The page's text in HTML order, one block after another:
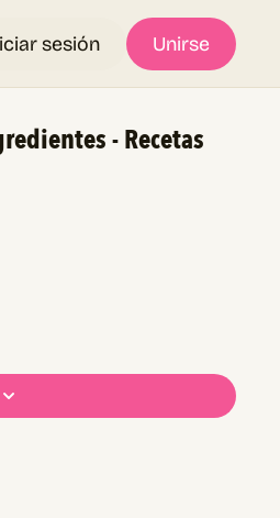
sesión Unirse
- Recetas